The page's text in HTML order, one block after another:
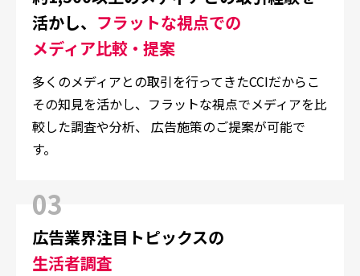
活かし、 フラットな視点での
メディア比較・提案
多くのメディアとの取引を行ってきたCCIだからこ
その知見を活かし、 フラットな視点でメディアを比
較した調査や分析、 広告施策のご提案が可能で
す。
03
広告業界注目トピックスの
生活者調査